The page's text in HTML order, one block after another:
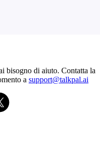
bisogno di aiuto. Contatta la
a support@talkpal.ai